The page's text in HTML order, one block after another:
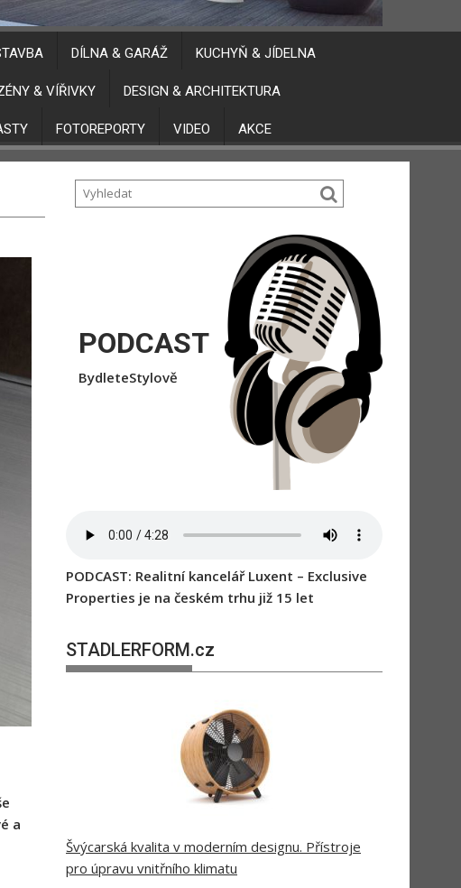
DÍLNA & GARÁŽ KUCHYŇ & JÍDELNA
& VÍŘIVKY DESIGN & ARCHITEKTURA
FOTOREPORTY VIDEO AKCE
a
PODCAST
BydleteStylově
PODCAST: Realitní kancelář Luxent – Exclusive
Properties je na českém trhu již 15 let
STADLERFORM.cz
Švýcarská kvalita v moderním designu. Přístroje
pro úpravu vnitřního klimatu